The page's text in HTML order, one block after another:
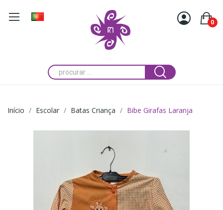
0
Início Escolar Batas Criança Bibe Girafas Laranja